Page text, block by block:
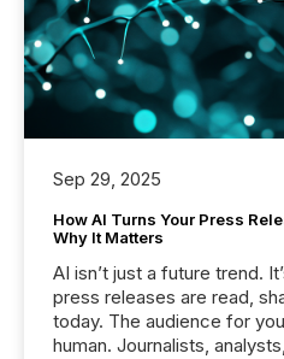
Sep 29, 2025
How AI Turns Your Press
Why It Matters
AI isn’t just a future trend.
press releases are read,
today. The audience for
human. Journalists,